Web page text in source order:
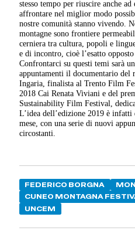
stesso tempo per riuscire anche
affrontare nel miglior modo
nostre comunità stanno vivendo.
montagne sono frontiere
cerniera tra cultura, popoli e
e di incontro, cioè l’esatto
Confrontarci su questi temi sarà
appuntamenti il documentario del
Ingaria, finalista al Trento Film
2018 Cai Renata Viviani e del
Sustainability Film Festival,
L’idea dell’edizione 2019 è
mese, con una serie di nuovi
circostanti.
FEDERICO BORGNA
CUNEO MONTAGNA
UNCEM